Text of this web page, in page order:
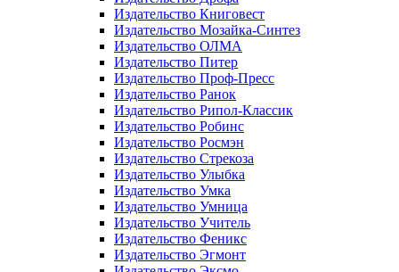
Издательство Книговест
Издательство Мозайка-Синтез
Издательство ОЛМА
Издательство Питер
Издательство Проф-Пресс
Издательство Ранок
Издательство Рипол-Классик
Издательство Робинс
Издательство Росмэн
Издательство Стрекоза
Издательство Улыбка
Издательство Умка
Издательство Умница
Издательство Учитель
Издательство Феникс
Издательство Эгмонт